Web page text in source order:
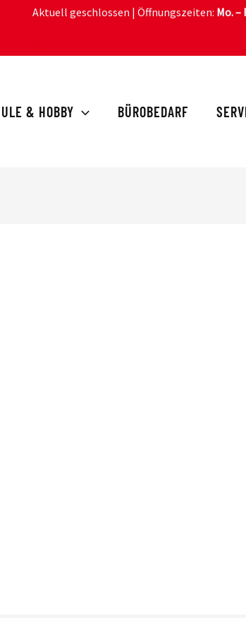
Aktuell geschlossen | Öffnungszeiten: Mo. –
& HOBBY BÜROBEDARF